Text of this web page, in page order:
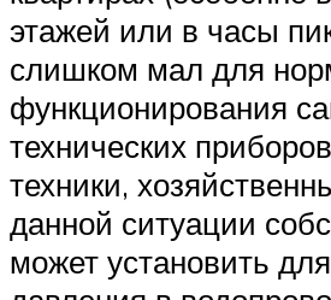
этажей или в часы
слишком мал для
функционирования
технических
техники,
данной ситуации
может установить